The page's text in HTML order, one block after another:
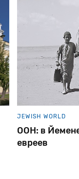
JEWISH WORLD
ООН: в
евреев